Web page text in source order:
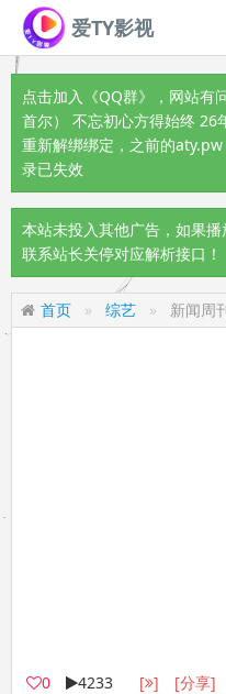
爱TY影视
点击加入《QQ群》
，网站有
首尔） 不忘初心方得始终
重新解绑绑定，之前的
录已失效
本站未投入其他广告，如果
联系站长关停对应解析接口！
首页 综艺 新闻周
0 4233 [ ] [分享]